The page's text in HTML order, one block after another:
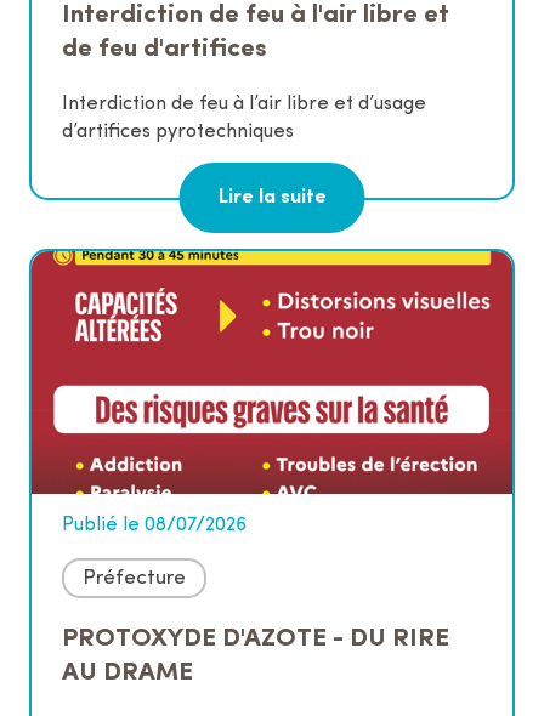
Interdiction de feu à l'air libre et
de feu d'artifices
Interdiction de feu à l’air libre et d’usage
d’artifices pyrotechniques
Lire la suite
Publié le 08/07/2026
Préfecture
PROTOXYDE D'AZOTE - DU RIRE
AU DRAME